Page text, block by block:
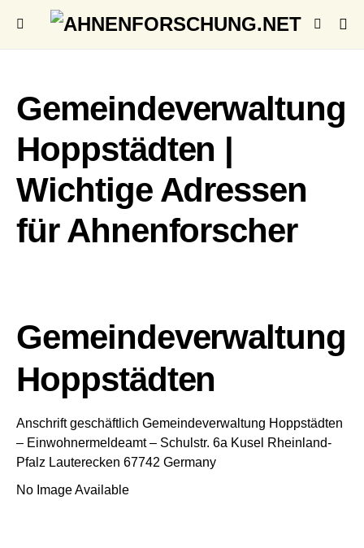
Gemeindeverwaltung
Hoppstädten |
Wichtige Adressen
für Ahnenforscher
Gemeindeverwaltung
Hoppstädten
Anschrift geschäftlich Gemeindeverwaltung Hoppstädten
– Einwohnermeldeamt – Schulstr. 6a Kusel Rheinland-
Pfalz Lauterecken 67742 Germany
No Image Available